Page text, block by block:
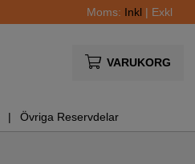
Moms: Inkl | Exkl
VARUKORG
Övriga Reservdelar